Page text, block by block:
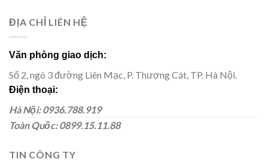
ĐỊA CHỈ LIÊN HỆ
Văn phòng giao dịch:
Số 2, ngõ 3 đường Liên Mạc, P. Thượng Cát, TP. Hà Nội.
Điện thoại:
Hà Nội: 0936.788.919
Toàn Quốc: 0899.15.11.88
TIN CÔNG TY